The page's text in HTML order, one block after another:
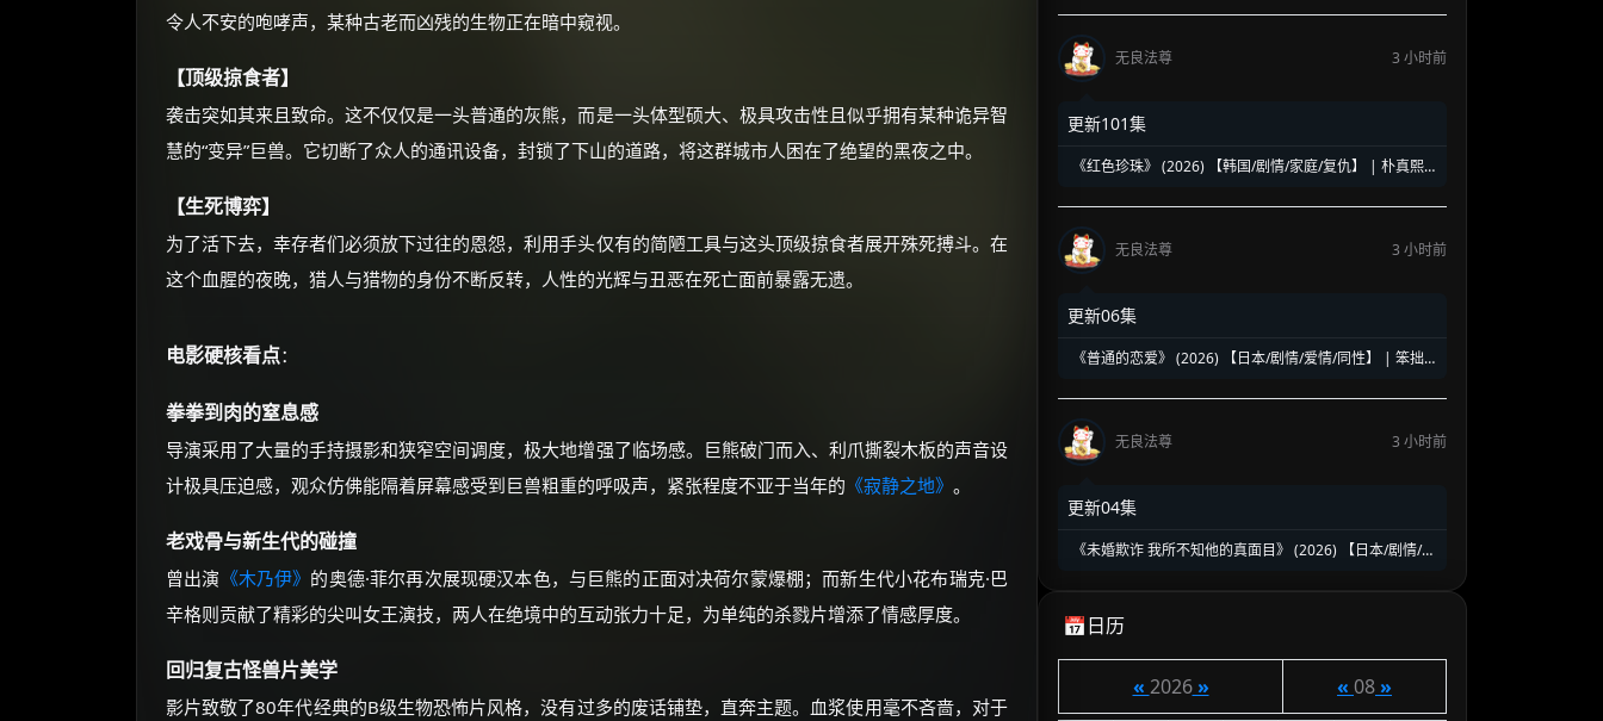
令人不安的咆哮声，某种古老而凶残的生物正在暗中窥视。
【顶级掠食者】
袭击突如其来且致命。这不仅仅是一头普通的灰熊，而是一头体型硕大、极具攻击性且似乎拥有某种诡异智
慧的“变异”巨兽。它切断了众人的通讯设备，封锁了下山的道路，将这群城市人困在了绝望的黑夜之中。
【生死博弈】
为了活下去，幸存者们必须放下过往的恩怨，利用手头仅有的简陋工具与这头顶级掠食者展开殊死搏斗。在
这个血腥的夜晚，猎人与猎物的身份不断反转，人性的光辉与丑恶在死亡面前暴露无遗。
电影硬核看点：
拳拳到肉的窒息感
导演采用了大量的手持摄影和狭窄空间调度，极大地增强了临场感。巨熊破门而入、利爪撕裂木板的声音设
计极具压迫感，观众仿佛能隔着屏幕感受到巨兽粗重的呼吸声，紧张程度不亚于当年的 《寂静之地》 。
老戏骨与新生代的碰撞
曾出演 《木乃伊》 的奥德·菲尔再次展现硬汉本色，与巨熊的正面对决荷尔蒙爆棚；而新生代小花布瑞克·巴
辛格则贡献了精彩的尖叫女王演技，两人在绝境中的互动张力十足，为单纯的杀戮片增添了情感厚度。
回归复古怪兽片美学
影片致敬了80年代经典的B级生物恐怖片风格，没有过多的废话铺垫，直奔主题。血浆使用毫不吝啬，对于
无良法尊 3 小时前
更新101集
《红色珍珠》 (2026) 【韩国/剧情/家庭/复仇】 | 朴真熙
无良法尊 3 小时前
更新06集
《普通的恋爱》 (2026) 【日本/剧情/爱情/同性】 | 笨拙
无良法尊 3 小时前
更新04集
《未婚欺诈 我所不知他的真面目》 (2026) 【日本/剧情/爱
📅日历
« 2026» « 08»
⚡ 前往【大淘客】领红包